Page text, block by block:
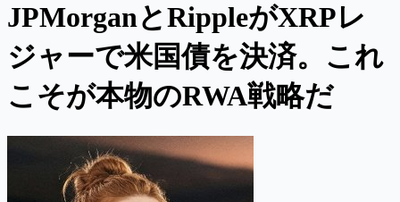
JPMorganとRippleがXRPレ
ジャーで米国債を決済。これ
こそが本物のRWA戦略だ